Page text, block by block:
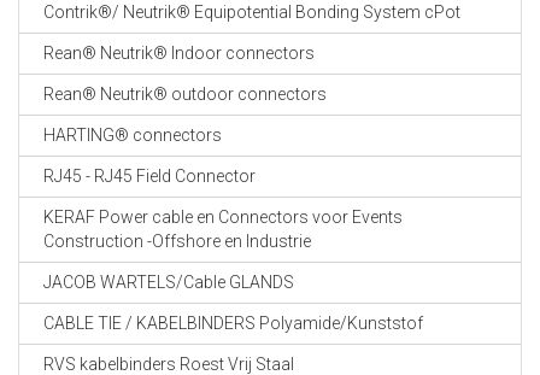
Contrik®/ Neutrik® Equipotential Bonding System cPot
Rean® Neutrik® Indoor connectors
Rean® Neutrik® outdoor connectors
HARTING® connectors
RJ45 - RJ45 Field Connector
KERAF Power cable en Connectors voor Events
Construction -Offshore en Industrie
JACOB WARTELS/Cable GLANDS
CABLE TIE / KABELBINDERS Polyamide/Kunststof
RVS kabelbinders Roest Vrij Staal